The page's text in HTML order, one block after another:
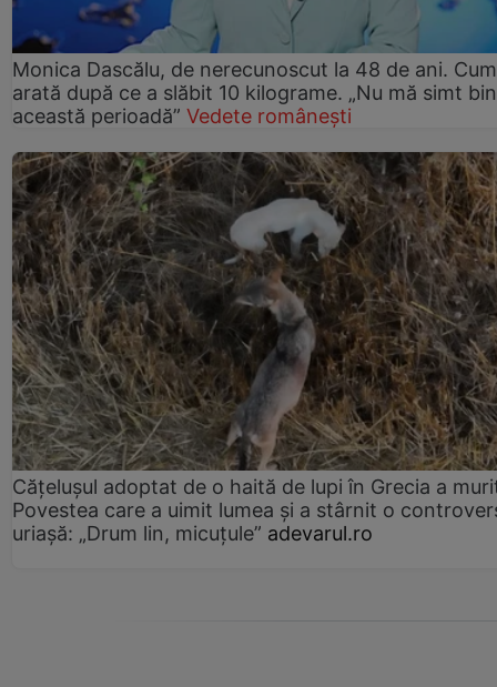
Monica Dascălu, de nerecunoscut la 48 de ani. Cum
arată după ce a slăbit 10 kilograme. „Nu mă simt
această perioadă” Vedete românești
Cățelușul adoptat de o haită de lupi în Grecia a
Povestea care a uimit lumea și a stârnit o
uriașă: „Drum lin, micuțule” adevarul.ro